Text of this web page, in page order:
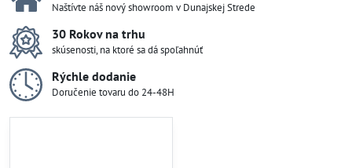
Naštívte náš nový showroom v Dunajskej Strede
30 Rokov na trhu
skúsenosti, na ktoré sa dá spoľahnúť
Rýchle dodanie
Doručenie tovaru do 24-48H